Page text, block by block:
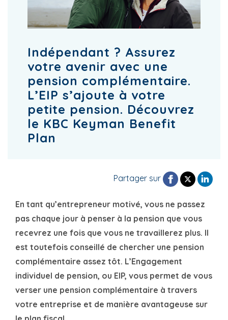
Indépendant ? Assurez
votre avenir avec une
pension complémentaire.
L’EIP s’ajoute à votre
petite pension. Découvrez
le KBC Keyman Benefit
Plan
Partager sur
En tant qu’entrepreneur motivé, vous ne passez
pas chaque jour à penser à la pension que vous
recevrez une fois que vous ne travaillerez plus. Il
est toutefois conseillé de chercher une pension
complémentaire assez tôt. L’Engagement
individuel de pension, ou EIP, vous permet de vous
verser une pension complémentaire à travers
votre entreprise et de manière avantageuse sur